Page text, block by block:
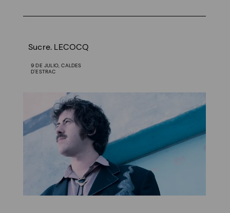
Sucre. LECOCQ
9 DE JULIO, CALDES
D'ESTRAC